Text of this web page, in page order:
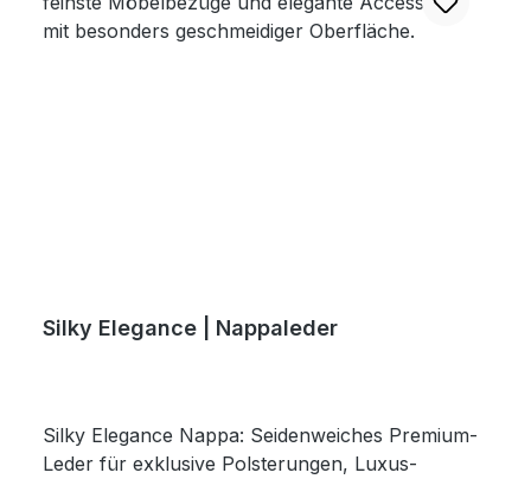
Silky Elegance | Nappaleder
Silky Elegance Nappa: Seidenweiches Premium-
Leder für exklusive Polsterungen, Luxus-